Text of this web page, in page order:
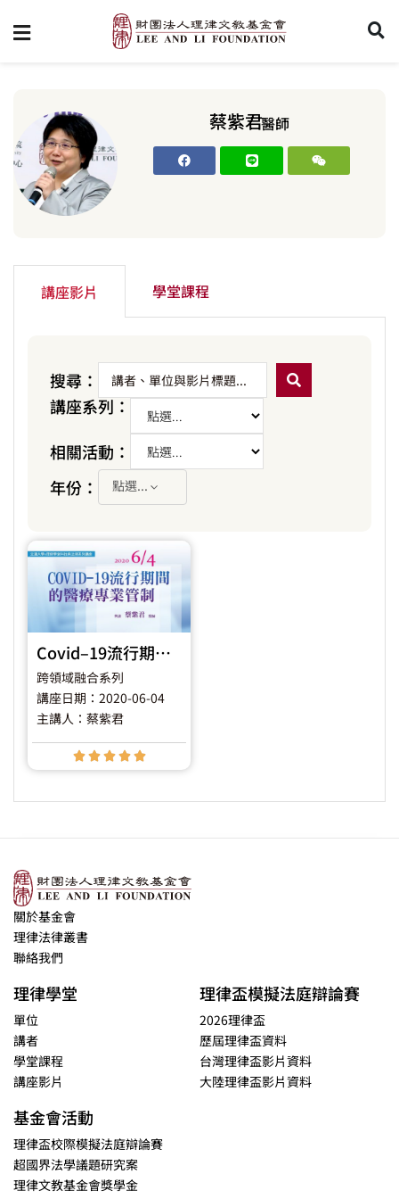
蔡紫君醫師
講座影片 學堂課程
搜尋：
講座系列：
相關活動：
年份：
點選...
Covid–19流⾏期間的醫療專業管制
跨領域融合系列
講座日期：2020-06-04
主講人：蔡紫君
    
關於基金會
理律法律叢書
聯絡我們
理律學堂
單位
講者
學堂課程
講座影片
理律盃模擬法庭辯論賽
2026理律盃
歷屆理律盃資料
台灣理律盃影片資料
大陸理律盃影片資料
基金會活動
理律盃校際模擬法庭辯論賽
超國界法學議題研究案
理律文教基金會獎學金